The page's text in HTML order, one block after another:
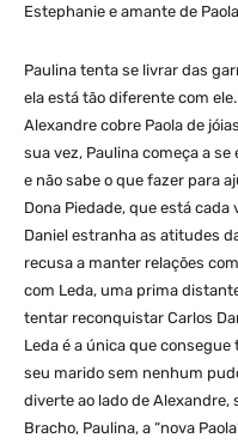
Estephanie e amante de
Paulina tenta se livrar das
ela está tão diferente com
Alexandre cobre Paola de
sua vez, Paulina começa a
e não sabe o que fazer para
Dona Piedade, que está
Daniel estranha as atitudes
recusa a manter relações
com Leda, uma prima
tentar reconquistar Carlos
Leda é a única que consegue
seu marido sem nenhum
diverte ao lado de Alexandre,
Bracho, Paulina, a “nova